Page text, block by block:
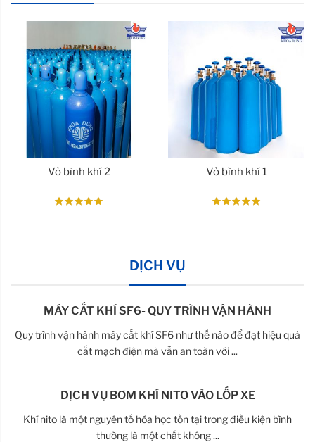
Vỏ bình khí 2 Vỏ bình khí 1
DỊCH VỤ
MÁY CẮT KHÍ SF6- QUY TRÌNH VẬN HÀNH
Quy trình vận hành máy cắt khí SF6 như thế nào để đạt hiệu quả
cắt mạch điện mà vẫn an toàn với ...
DỊCH VỤ BƠM KHÍ NITO VÀO LỐP XE
Khí nito là một nguyên tố hóa học tồn tại trong điều kiện bình
thường là một chất không ...